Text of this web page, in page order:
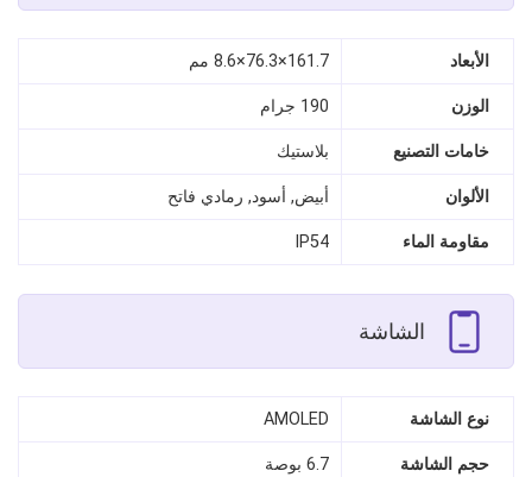
الأبعاد 161.7×76.3×8.6 مم
الوزن 190 جرام
خامات التصنيع بلاستيك
الألوان أبيض, أسود, رمادي فاتح
مقاومة الماء IP54
الشاشة
نوع الشاشة AMOLED
حجم الشاشة 6.7 بوصة